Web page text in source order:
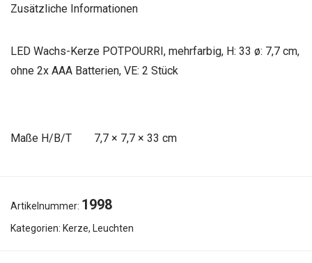
Zusätzliche Informationen
LED Wachs-Kerze POTPOURRI, mehrfarbig, H: 33 ø: 7,7 cm,
ohne 2x AAA Batterien, VE: 2 Stück
Maße 7,7 × 7,7 × 33 cm
Artikelnummer: 1998
Kategorien: Kerze, Leuchten